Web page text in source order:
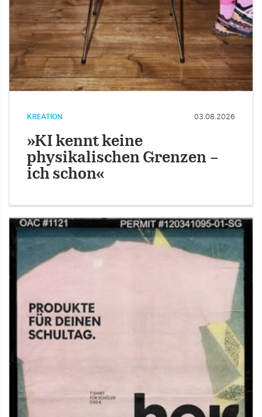
KREATION 03.08.2026
»KI kennt keine
physikalischen Grenzen –
ich schon«